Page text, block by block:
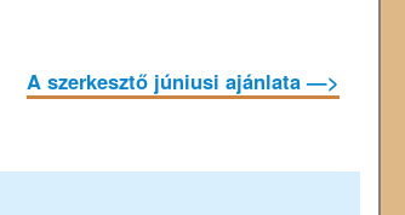
A szerkesztő júniusi ajánlata —>